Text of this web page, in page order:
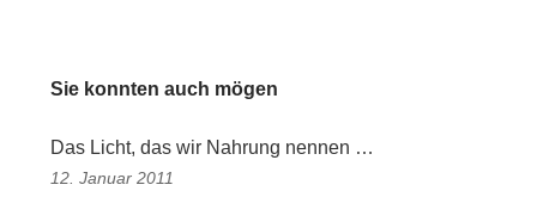
Sie konnten auch mögen
Das Licht, das wir Nahrung nennen …
12. Januar 2011